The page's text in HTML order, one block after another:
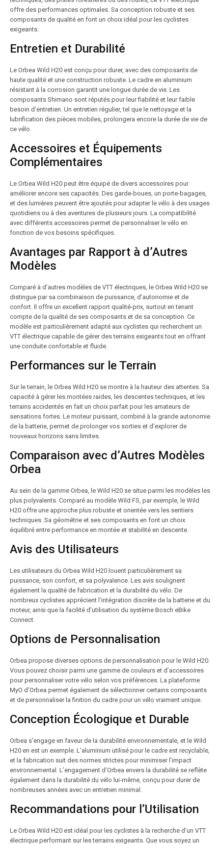
offre des performances optimales. Sa conception robuste et ses
composants de qualité en font un choix idéal pour les cyclistes
exigeants.
Entretien et Durabilité
Le Orbea Wild H20 est conçu pour durer, avec des composants de
haute qualité et une construction robuste. Le cadre en aluminium
résistant à la corrosion garantit une longue durée de vie. Les
composants Shimano sont réputés pour leur fiabilité et leur faible
besoin d’entretien. Un entretien régulier, tel que le nettoyage et la
lubrification des pièces mobiles, prolongera encore la durée de vie de
ce vélo.
Accessoires et Équipements
Complémentaires
Le Orbea Wild H20 peut être équipé de divers accessoires pour
améliorer encore ses capacités. Des garde-boues, un porte-bagages,
et des lumières peuvent être ajoutés pour adapter le vélo à des usages
quotidiens ou à des aventures de plusieurs jours. La compatibilité
avec différents accessoires permet de personnaliser le vélo en
fonction de vos besoins spécifiques.
Avantages par Rapport à d’Autres
Modèles
Comparé à d’autres modèles de VTT électriques, le Orbea Wild H20 se
distingue par sa combinaison de puissance, d’autonomie et de
confort. Il offre un excellent rapport qualité-prix, surtout en tenant
compte de la qualité de ses composants et de sa conception. Ce
modèle est particulièrement adapté aux cyclistes qui recherchent un
VTT électrique capable de gérer des terrains exigeants tout en offrant
une conduite confortable et fluide.
Performances sur le Terrain
Sur le terrain, le Orbea Wild H20 se montre à la hauteur des attentes. Sa
capacité à gérer les montées raides, les descentes techniques, et les
terrains accidentés en fait un choix parfait pour les amateurs de
sensations fortes. Le moteur puissant, combiné à la grande autonomie
de la batterie, permet de prolonger vos sorties et d’explorer de
nouveaux horizons sans limites.
Comparaison avec d’Autres Modèles
Orbea
Au sein de la gamme Orbea, le Wild H20 se situe parmi les modèles les
plus polyvalents. Comparé au modèle Wild FS, par exemple, le Wild
H20 offre une approche plus robuste et orientée vers les sentiers
techniques. Sa géométrie et ses composants en font un choix
équilibré entre performance en montée et stabilité en descente.
Avis des Utilisateurs
Les utilisateurs du Orbea Wild H20 louent particulièrement sa
puissance, son confort, et sa polyvalence. Les avis soulignent
également la qualité de fabrication et la durabilité du vélo. De
nombreux cyclistes apprécient l’intégration discrète de la batterie et du
moteur, ainsi que la facilité d’utilisation du système Bosch eBike
Connect.
Options de Personnalisation
Orbea propose diverses options de personnalisation pour le Wild H20.
Vous pouvez choisir parmi une gamme de couleurs et d’accessoires
pour personnaliser votre vélo selon vos préférences. La plateforme
MyO d’Orbea permet également de sélectionner certains composants
et de personnaliser la finition du cadre pour un vélo vraiment unique.
Conception Écologique et Durable
Orbea s’engage en faveur de la durabilité environnementale, et le Wild
H20 en est un exemple. L’aluminium utilisé pour le cadre est recyclable,
et la fabrication suit des normes strictes pour minimiser l’impact
environnemental. L’engagement d’Orbea envers la durabilité se reflète
également dans la durabilité du vélo lui-même, conçu pour durer de
nombreuses années avec un entretien minimal.
Recommandations pour l’Utilisation
Le Orbea Wild H20 est idéal pour les cyclistes à la recherche d’un VTT
électrique performant sur les terrains exigeants. Que vous soyez un